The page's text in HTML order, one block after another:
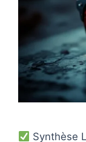
Synthèse